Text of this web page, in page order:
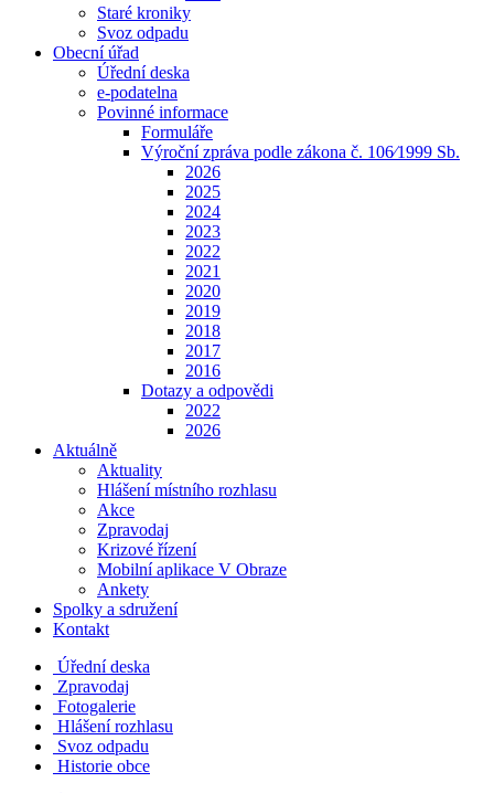
Staré kroniky
Svoz odpadu
Obecní úřad
Úřední deska
e-podatelna
Povinné informace
Formuláře
Výroční zpráva podle zákona č. 106⁄1999 Sb.
2026
2025
2024
2023
2022
2021
2020
2019
2018
2017
2016
Dotazy a odpovědi
2022
2026
Aktuálně
Aktuality
Hlášení místního rozhlasu
Akce
Zpravodaj
Krizové řízení
Mobilní aplikace V Obraze
Ankety
Spolky a sdružení
Kontakt
Úřední deska
Zpravodaj
Fotogalerie
Hlášení rozhlasu
Svoz odpadu
Historie obce